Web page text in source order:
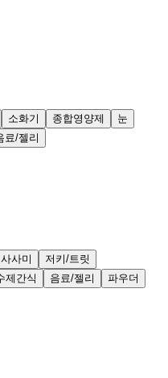
소화기 종합영양제
눈
료/젤리
사사미
저키/트릿
제간식 음료/젤리 파우더